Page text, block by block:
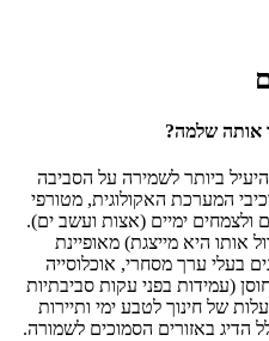
אותה שלמה?
ביותר לשמירה על הסביבה
המערכת האקולוגית, מטורפי
ולצמחים ימיים (אצות ועשב ים).
אותו היא מייצגת) מאופיינת
בעלי ערך מסחרי, אוכלוסייה
(עמידות בפני עקות סביבתיות
של חינוך לטבע ימי ותיירות
הדיג באזורים הסמוכים לשמורה.